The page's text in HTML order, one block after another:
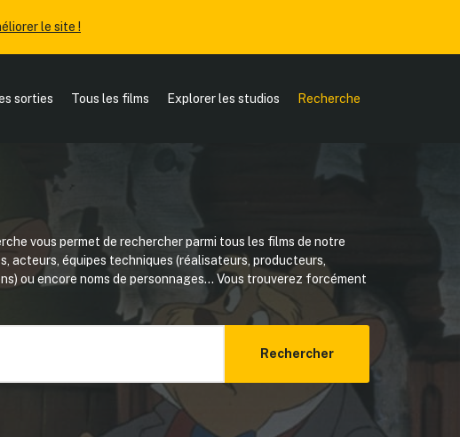
le site !
sorties Tous les films Explorer les studios Recherche
vous permet de rechercher parmi tous les films de notre
acteurs, équipes techniques (réalisateurs, producteurs,
ou encore noms de personnages... Vous trouverez forcément
Rechercher